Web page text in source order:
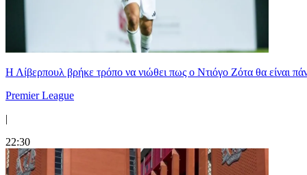
Η Λίβερπουλ βρήκε τρόπο να νιώθει πως ο Ντιόγο Ζότα θα είναι
Premier League
|
22:30